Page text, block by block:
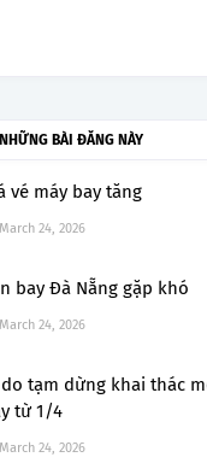
BÀI ĐĂNG NÀY
vé máy bay tăng
March 24, 2026
bay Đà Nẵng gặp khó
March 24, 2026
do tạm dừng khai thác
từ 1/4
March 24, 2026